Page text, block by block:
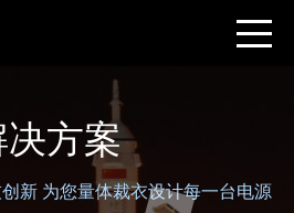
决方案
新 为您量体裁衣设计每一台电源